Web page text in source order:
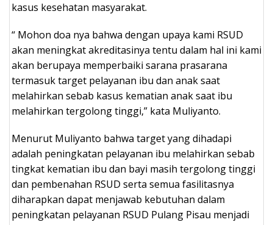
kasus kesehatan masyarakat.
“ Mohon doa nya bahwa dengan upaya kami RSUD
akan meningkat akreditasinya tentu dalam hal ini kami
akan berupaya memperbaiki sarana prasarana
termasuk target pelayanan ibu dan anak saat
melahirkan sebab kasus kematian anak saat ibu
melahirkan tergolong tinggi,” kata Muliyanto.
Menurut Muliyanto bahwa target yang dihadapi
adalah peningkatan pelayanan ibu melahirkan sebab
tingkat kematian ibu dan bayi masih tergolong tinggi
dan pembenahan RSUD serta semua fasilitasnya
diharapkan dapat menjawab kebutuhan dalam
peningkatan pelayanan RSUD Pulang Pisau menjadi